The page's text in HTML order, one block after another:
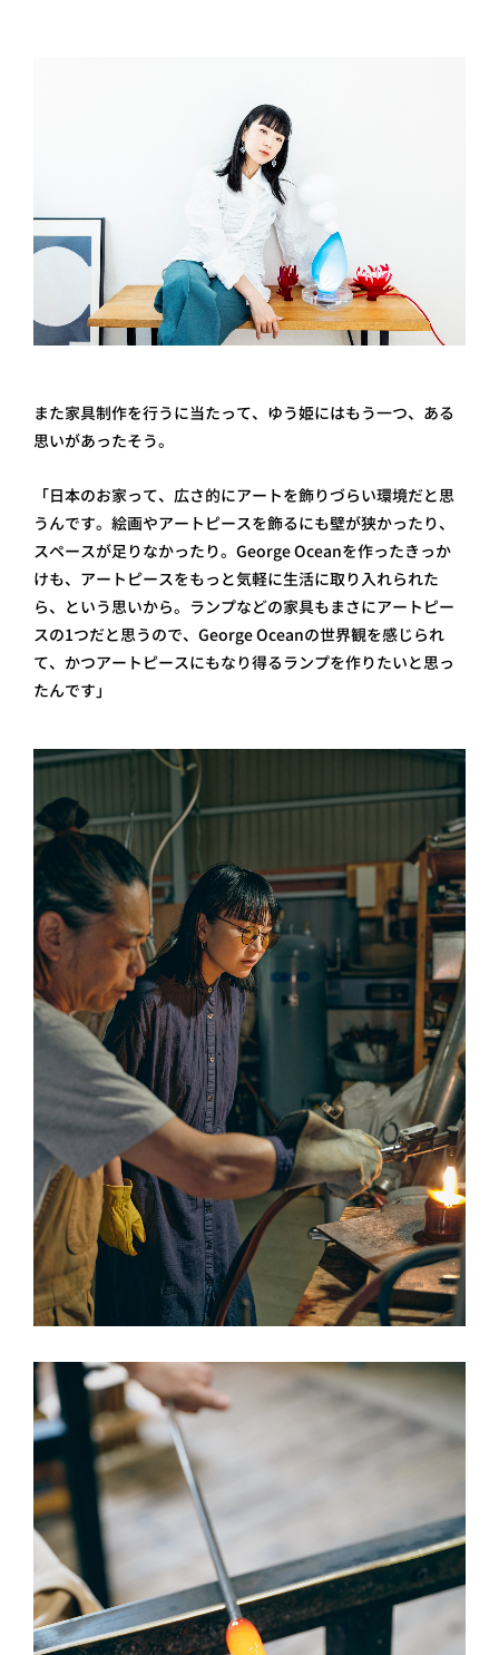
また家具制作を行うに当たって、ゆう姫にはもう一つ、ある
思いがあったそう。
「日本のお家って、広さ的にアートを飾りづらい環境だと思
うんです。絵画やアートピースを飾るにも壁が狭かったり、
スペースが足りなかったり。George Oceanを作ったきっか
けも、アートピースをもっと気軽に生活に取り入れられた
ら、という思いから。ランプなどの家具もまさにアートピー
スの1つだと思うので、George Oceanの世界観を感じられ
て、かつアートピースにもなり得るランプを作りたいと思っ
たんです」